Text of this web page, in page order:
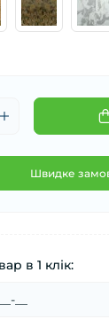
Швидке
в 1 клік: